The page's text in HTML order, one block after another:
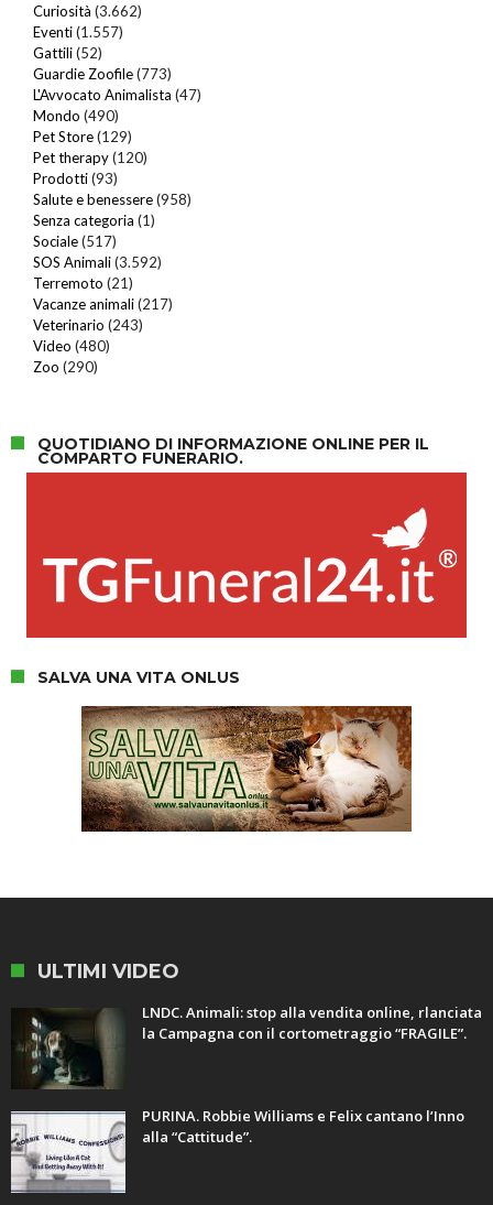
Curiosità (3.662)
Eventi(1.557)
Gattili(52)
Guardie Zoofile(773)
L'Avvocato Animalista (47)
Mondo (490)
Pet Store(129)
Pet therapy(120)
Prodotti(93)
Salute e benessere(958)
Senza categoria (1)
Sociale(517)
SOS Animali(3.592)
Terremoto (21)
Vacanze animali(217)
Veterinario (243)
Video (480)
Zoo (290)
QUOTIDIANO DI INFORMAZIONE ONLINE PER IL
COMPARTO FUNERARIO.
SALVA UNA VITA ONLUS
ULTIMI VIDEO
LNDC. Animali: stop alla vendita online, rlanciata
la Campagna con il cortometraggio “FRAGILE”.
PURINA. Robbie Williams e Felix cantano l’Inno
alla “Cattitude”.